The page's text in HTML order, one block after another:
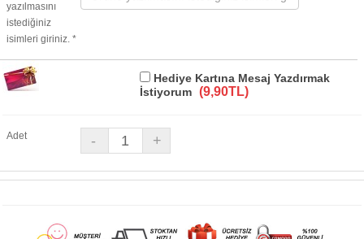
yazılmasını
istediğiniz
isimleri giriniz. *
Hediye Kartına Mesaj Yazdırmak
İstiyorum (9,90TL)
Adet